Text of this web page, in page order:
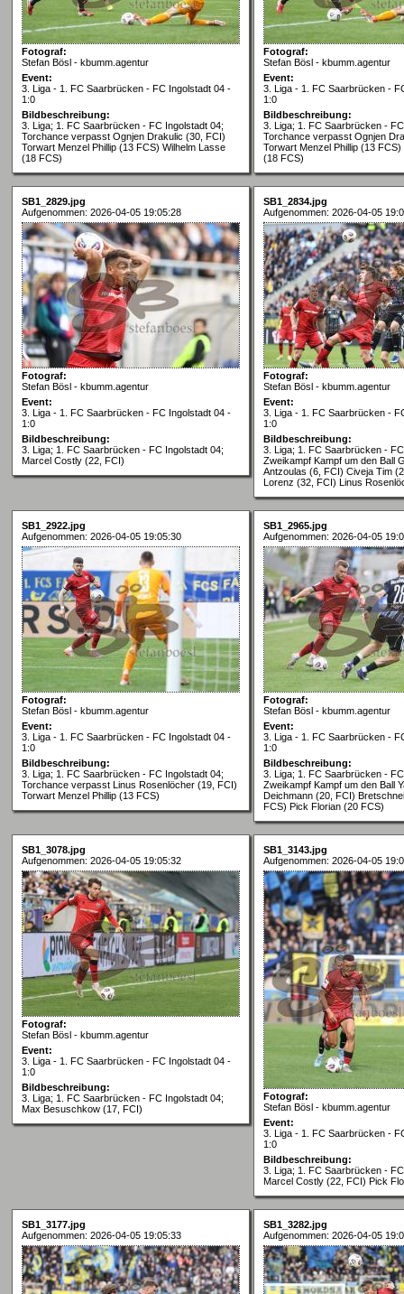
Fotograf:
Stefan Bösl - kbumm.agentur
Event:
3. Liga - 1. FC Saarbrücken - FC Ingolstadt 04 -
1:0
Bildbeschreibung:
3. Liga; 1. FC Saarbrücken - FC Ingolstadt 04;
Torchance verpasst Ognjen Drakulic (30, FCI)
Torwart Menzel Phillip (13 FCS) Wilhelm Lasse
(18 FCS)
Fotograf:
Stefan Bösl - kbumm.agentur
Event:
3. Liga - 1. FC Saarbrücken -
1:0
Bildbeschreibung:
3. Liga; 1. FC Saarbrücken -
Torchance verpasst Ognjen
Torwart Menzel Phillip (13
(18 FCS)
SB1_2829.jpg
Aufgenommen: 2026-04-05 19:05:28
Fotograf:
Stefan Bösl - kbumm.agentur
Event:
3. Liga - 1. FC Saarbrücken - FC Ingolstadt 04 -
1:0
Bildbeschreibung:
3. Liga; 1. FC Saarbrücken - FC Ingolstadt 04;
Marcel Costly (22, FCI)
SB1_2834.jpg
Aufgenommen: 2026-04-05
Fotograf:
Stefan Bösl - kbumm.agentur
Event:
3. Liga - 1. FC Saarbrücken -
1:0
Bildbeschreibung:
3. Liga; 1. FC Saarbrücken -
Zweikampf Kampf um den Ball
Antzoulas (6, FCI) Civeja Tim
Lorenz (32, FCI) Linus
SB1_2922.jpg
Aufgenommen: 2026-04-05 19:05:30
Fotograf:
Stefan Bösl - kbumm.agentur
Event:
3. Liga - 1. FC Saarbrücken - FC Ingolstadt 04 -
1:0
Bildbeschreibung:
3. Liga; 1. FC Saarbrücken - FC Ingolstadt 04;
Torchance verpasst Linus Rosenlöcher (19, FCI)
Torwart Menzel Phillip (13 FCS)
SB1_2965.jpg
Aufgenommen: 2026-04-05
Fotograf:
Stefan Bösl - kbumm.agentur
Event:
3. Liga - 1. FC Saarbrücken -
1:0
Bildbeschreibung:
3. Liga; 1. FC Saarbrücken -
Zweikampf Kampf um den Ball
Deichmann (20, FCI)
FCS) Pick Florian (20 FCS)
SB1_3078.jpg
Aufgenommen: 2026-04-05 19:05:32
Fotograf:
Stefan Bösl - kbumm.agentur
Event:
3. Liga - 1. FC Saarbrücken - FC Ingolstadt 04 -
1:0
Bildbeschreibung:
3. Liga; 1. FC Saarbrücken - FC Ingolstadt 04;
Max Besuschkow (17, FCI)
SB1_3143.jpg
Aufgenommen: 2026-04-05
Fotograf:
Stefan Bösl - kbumm.agentur
Event:
3. Liga - 1. FC Saarbrücken -
1:0
Bildbeschreibung:
3. Liga; 1. FC Saarbrücken -
Marcel Costly (22, FCI) Pick
SB1_3177.jpg
Aufgenommen: 2026-04-05 19:05:33
SB1_3282.jpg
Aufgenommen: 2026-04-05